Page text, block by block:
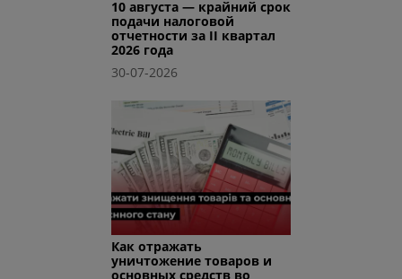
10 августа — крайний срок
подачи налоговой
отчетности за II квартал
2026 года
30-07-2026
Как отражать
уничтожение товаров и
основных средств во